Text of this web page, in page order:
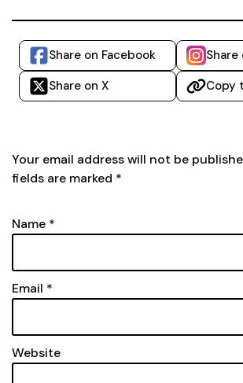
Share on Facebook
Share
Share on X
Copy
Your email address will not be
fields are marked *
Name *
Email *
Website